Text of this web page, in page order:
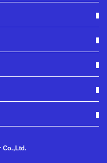
Co.,Ltd.